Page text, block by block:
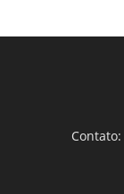
Contato: